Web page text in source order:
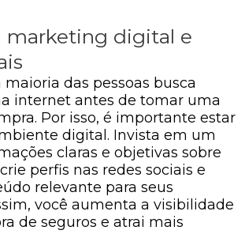
marketing digital e
maioria das pessoas busca
internet antes de tomar uma
Por isso, é importante estar
digital. Invista em um
claras e objetivas sobre
perfis nas redes sociais e
relevante para seus
você aumenta a visibilidade
de seguros e atrai mais